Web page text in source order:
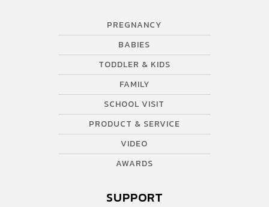
PREGNANCY
BABIES
TODDLER & KIDS
FAMILY
SCHOOL VISIT
PRODUCT & SERVICE
VIDEO
AWARDS
SUPPORT